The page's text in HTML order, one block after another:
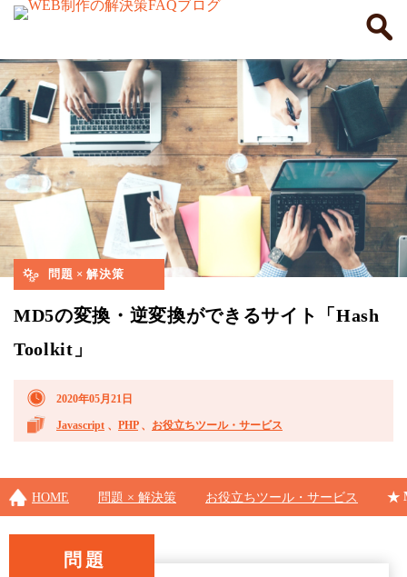
問題 × 解決策
MD5の変換・逆変換ができるサイト「Hash
Toolkit」
2020年05月21日
Javascript 、 PHP、 お役立ちツール・サービス
HOME 問題 × 解決策 お役立ちツール・サービス
問題